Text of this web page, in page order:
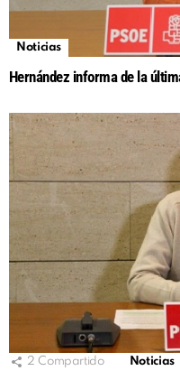
Noticias
Hernández informa de la
2 Compartido Noticias